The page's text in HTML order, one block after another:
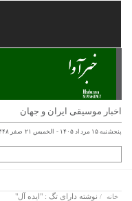
اخبار موسیقی ایران و جهان
پنجشنبه ۱۵ مرداد ۱۴۰۵ - الخميس ۲۱ صفر ۱۴۴۸
خانه /نوشته دارای تگ : "ایده آل"